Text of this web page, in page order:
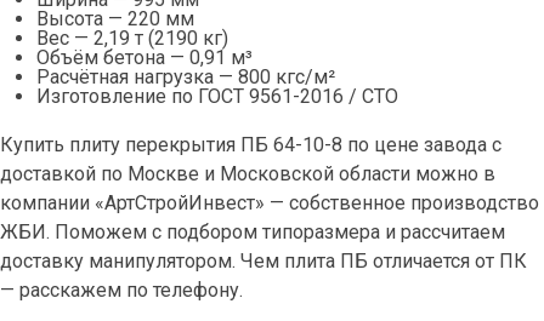
Высота — 220 мм
Вес — 2,19 т (2190 кг)
Объём бетона — 0,91 м³
Расчётная нагрузка — 800 кгс/м²
Изготовление по ГОСТ 9561-2016 / СТО
Купить плиту перекрытия ПБ 64-10-8 по цене завода с
доставкой по Москве и Московской области можно в
компании «АртСтройИнвест» — собственное производство
ЖБИ. Поможем с подбором типоразмера и рассчитаем
доставку манипулятором. Чем плита ПБ отличается от ПК
— расскажем по телефону.